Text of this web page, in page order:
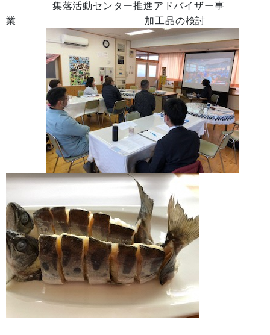
集落活動センター推進アドバイザー事
業 加工品の検討